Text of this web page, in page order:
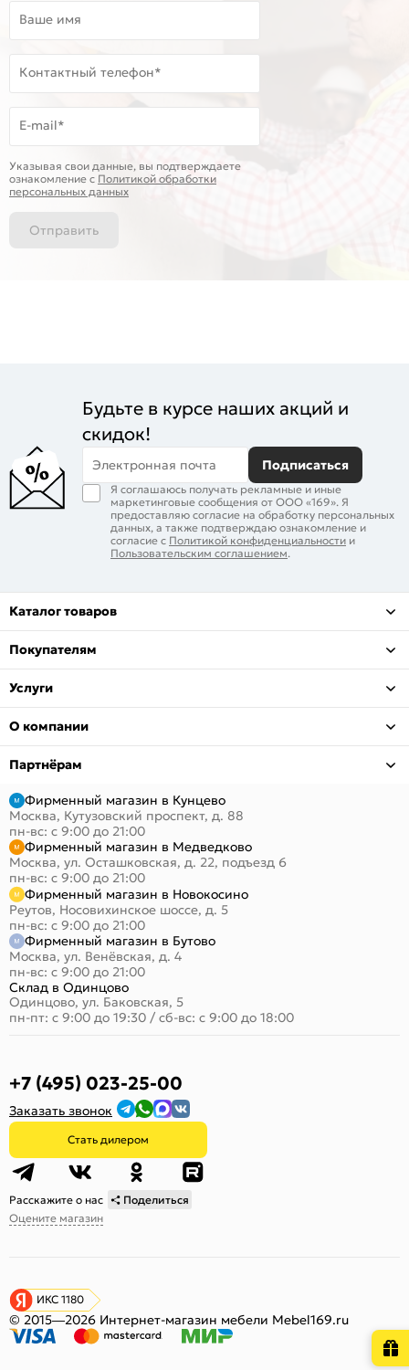
Ваше имя
Контактный телефон*
E-mail*
Указывая свои данные, вы подтверждаете
ознакомление c Политикой обработки
персональных данных
Отправить
Будьте в курсе наших акций и
скидок!
Электронная почта Подписаться
Я соглашаюсь получать рекламные и иные
маркетинговые сообщения от ООО «169». Я
предоставляю согласие на обработку персональных
данных, а также подтверждаю ознакомление и
согласие с Политикой конфиденциальности и
Пользовательским соглашением.
Каталог товаров
Покупателям
Услуги
О компании
Партнёрам
Фирменный магазин в Кунцево
Москва, Кутузовский проспект, д. 88
пн-вс: с 9:00 до 21:00
Фирменный магазин в Медведково
Москва, ул. Осташковская, д. 22, подъезд 6
пн-вс: с 9:00 до 21:00
Фирменный магазин в Новокосино
Реутов, Носовихинское шоссе, д. 5
пн-вс: с 9:00 до 21:00
Фирменный магазин в Бутово
Москва, ул. Венёвская, д. 4
пн-вс: с 9:00 до 21:00
Склад в Одинцово
Одинцово, ул. Баковская, 5
пн-пт: с 9:00 до 19:30 / сб-вс: с 9:00 до 18:00
+7 (495) 023-25-00
Заказать звонок
Стать дилером
Расскажите о нас
Поделиться
Оцените магазин
ИКС 1180
© 2015—2026 Интернет-магазин мебели Mebel169.ru